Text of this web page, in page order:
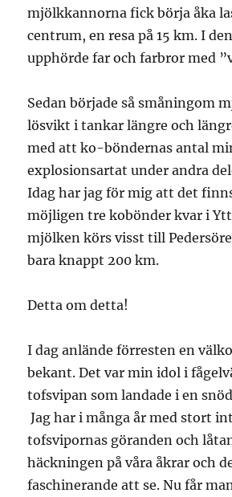
mjölkkannorna fick börja åka
centrum, en resa på 15 km. I
upphörde far och farbror med
Sedan började så småningom
lösvikt i tankar längre och
med att ko-böndernas antal
explosionsartat under andra
Idag har jag för mig att det
möjligen tre kobönder kvar i
mjölken körs visst till
bara knappt 200 km.
Detta om detta!
I dag anlände förresten en
bekant. Det var min idol i
tofsvipan som landade i en
Jag har i många år med stort
tofsvipornas göranden och
häckningen på våra åkrar och
faschinerande att se. Nu får